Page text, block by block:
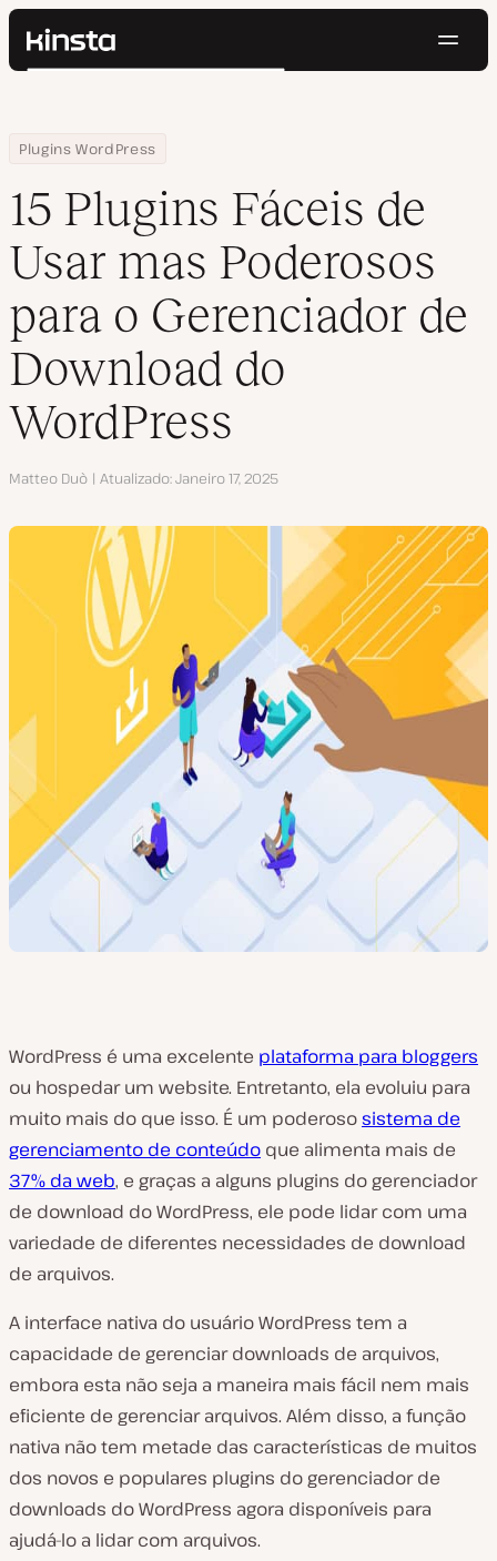
Kinsta®
Preços
Contato
Pesquisar
Home
Centro de Recursos
Blog
Plugins WordPress
15 Plugins Fáceis de Usar mas Poderosos para o Gerenciador
15 Plugins Fáceis de
Usar mas Poderosos
para o Gerenciador de
Download do
WordPress
Autor
Matteo Duò Atualizado Janeiro 17, 2025
WordPress é uma excelente plataforma para bloggers
ou hospedar um website. Entretanto, ela evoluiu para
muito mais do que isso. É um poderososistema de
gerenciamento de conteúdo que alimenta mais de
37% da web, e graças a alguns plugins do gerenciador
de download do WordPress, ele pode lidar com uma
variedade de diferentes necessidades de download
de arquivos.
A interface nativa do usuário WordPress tem a
capacidade de gerenciar downloads de arquivos,
embora esta não seja a maneira mais fácil nem mais
eficiente de gerenciar arquivos. Além disso, a função
nativa não tem metade das características de muitos
dos novos e populares plugins do gerenciador de
downloads do WordPress agora disponíveis para
ajudá-lo a lidar com arquivos.